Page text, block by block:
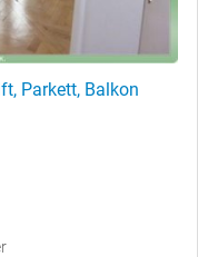
Parkett, Balkon